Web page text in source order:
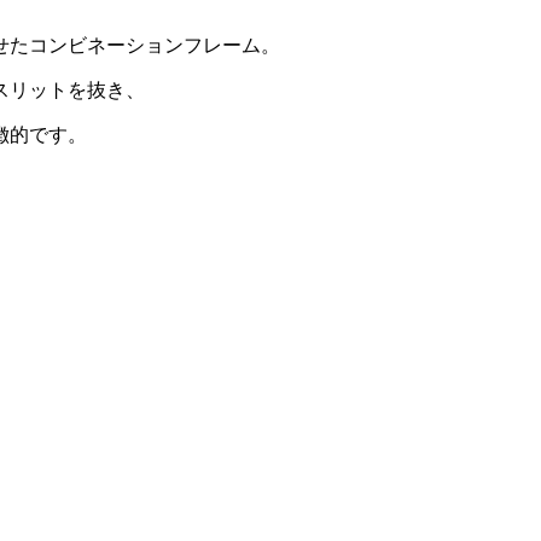
コンビネーションフレーム。
ットを抜き、
です。